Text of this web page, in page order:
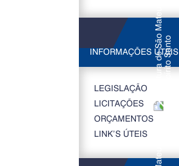
INFORMAÇÕES ÚTEIS
LEGISLAÇÃO
LICITAÇÕES
ORÇAMENTOS
LINK’S ÚTEIS